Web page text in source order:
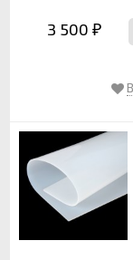
3 500 ₽